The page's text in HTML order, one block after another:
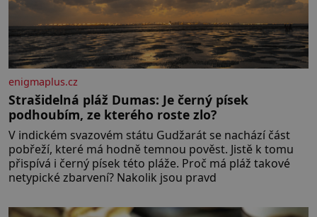
enigmaplus.cz
Strašidelná pláž Dumas: Je černý písek
podhoubím, ze kterého roste zlo?
V indickém svazovém státu Gudžarát se nachází část
pobřeží, které má hodně temnou pověst. Jistě k tomu
přispívá i černý písek této pláže. Proč má pláž takové
netypické zbarvení? Nakolik jsou pravd